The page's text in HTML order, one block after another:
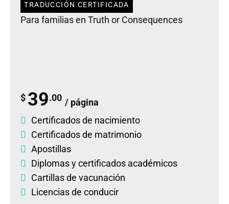
TRADUCCIÓN CERTIFICADA
Para familias en Truth or Consequences
$ 39.00 / página
Certificados de nacimiento
Certificados de matrimonio
Apostillas
Diplomasycertificados académicos
Cartillas de vacunación
Licencias de conducir